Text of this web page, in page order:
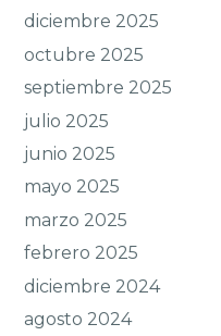
diciembre 2025
octubre 2025
septiembre 2025
julio 2025
junio 2025
mayo 2025
marzo 2025
febrero 2025
diciembre 2024
agosto 2024